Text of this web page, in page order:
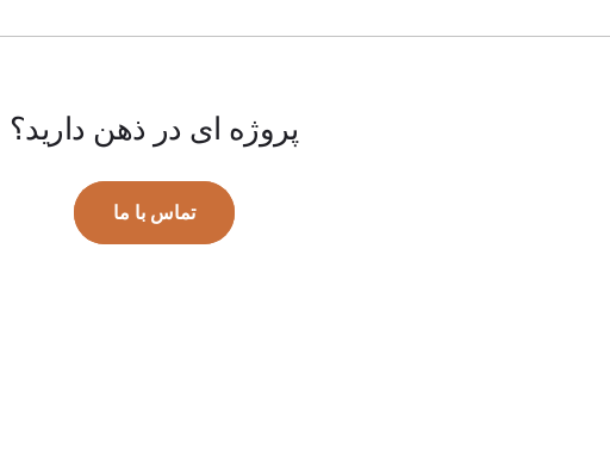
پروژه ای در ذهن دارید؟
تماس با ما